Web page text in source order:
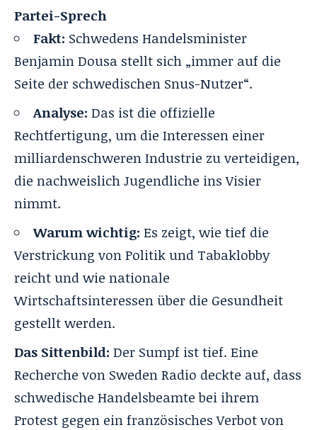
Partei-Sprech
Fakt: Schwedens Handelsminister
Benjamin Dousa stellt sich „immer auf die
Seite der schwedischen Snus-Nutzer“.
Analyse: Das ist die offizielle
Rechtfertigung, um die Interessen einer
milliardenschweren Industrie zu verteidigen,
die nachweislich Jugendliche ins Visier
nimmt.
Warum wichtig: Es zeigt, wie tief die
Verstrickung von Politik und Tabaklobby
reicht und wie nationale
Wirtschaftsinteressen über die Gesundheit
gestellt werden.
Das Sittenbild: Der Sumpf ist tief. Eine
Recherche von Sweden Radio deckte auf, dass
schwedische Handelsbeamte bei ihrem
Protest gegen ein französisches Verbot von